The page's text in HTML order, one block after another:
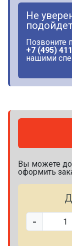
Не
Позвоните
+7 (495)
нашими
Вы можете
оформить
-